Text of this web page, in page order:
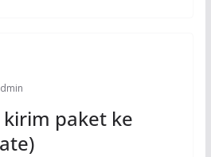
paket ke